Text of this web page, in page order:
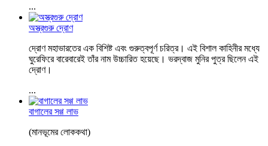
...
অস্ত্রগুরু দ্রোণ
দ্রোণ মহাভারতের এক বিশিষ্ট এবং গুরুত্বপূর্ণ চরিত্র। এই বিশাল কাহিনীর মধ্যে
ঘুরেফিরে বারেবারেই তাঁর নাম উচ্চারিত হয়েছে। ভরদ্বাজ মুনির পুত্র ছিলেন এই
দ্রোণ।
...
বাগালের সগ্গ লাভ
(মানভূমের লোককথা)